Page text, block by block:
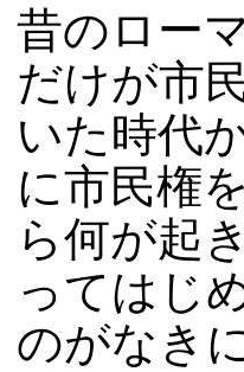
昔のロー
だけが市
いた時代
に市民権
ら何が起
ってはじ
のがなき